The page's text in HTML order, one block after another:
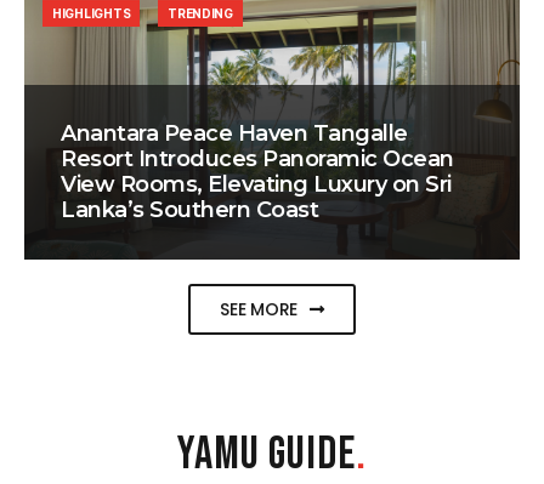
Anantara Peace Haven Tangalle
Resort Introduces Panoramic Ocean
View Rooms, Elevating Luxury on Sri
Lanka’s Southern Coast
HIGHLIGHTS TRENDING
SEE MORE
YAMU GUIDE.